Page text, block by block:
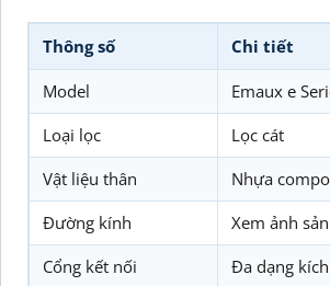
Thông số Chi tiết
Model Emaux e
Loại lọc Lọc cát
Vật liệu thân Nhựa
Đường kính Xem ảnh
Cổng kết nối Đa dạng